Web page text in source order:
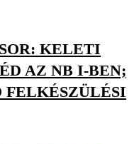
KELETI
AZ NB I-BEN;
FELKÉSZÜLÉSI